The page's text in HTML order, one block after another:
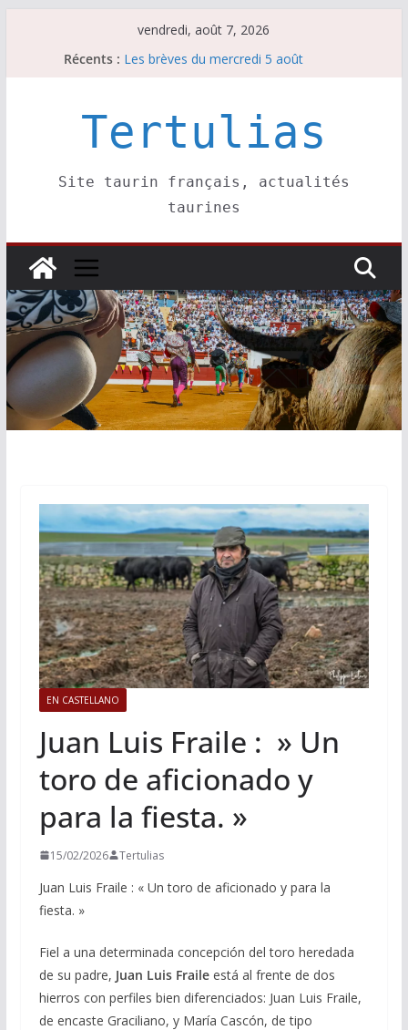
vendredi, août 7, 2026
Récents : Les brèves du mercredi 5 août
Escalafón 2026 – novilleros –
Tertulias
Site taurin français, actualités
taurines
EN CASTELLANO
Juan Luis Fraile : » Un
toro de aficionado y
para la fiesta. »
15/02/2026 Tertulias
Juan Luis Fraile : « Un toro de aficionado y para la
fiesta. »
Fiel a una determinada concepción del toro heredada
de su padre, Juan Luis Fraileestá al frente de dos
hierros con perfiles bien diferenciados: Juan Luis Fraile,
de encaste Graciliano, y María Cascón, de tipo